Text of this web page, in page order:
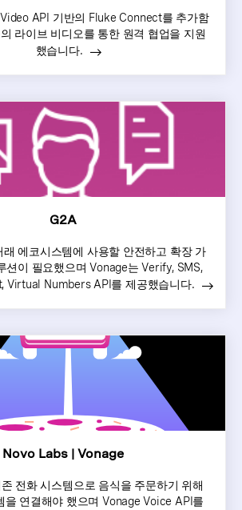
API 기반의 Fluke Connect를 추가함
라이브 비디오를 통한 원격 협업을 지원
했습니다.
G2A
에코시스템에 사용할 안전하고 확장 가
션이 필요했으며 Vonage는 Verify, SMS,
Virtual Numbers API를 제공했습니다.
Novo Labs | Vonage
전화 시스템으로 음식을 주문하기 위해
을 연결해야 했으며 Vonage Voice API를